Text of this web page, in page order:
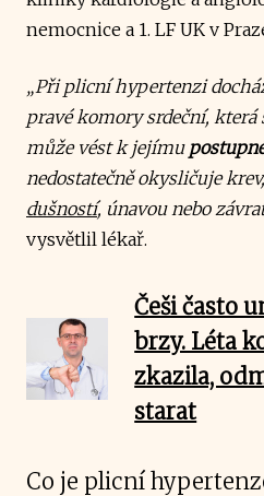
nemocnice a 1. LF UK v
„Při plicní hypertenzi
pravé komory srdeční, která
může vést k jejímu
nedostatečně okysličuje
dušností, únavou nebo
vysvětlil lékař.
Češi často
brzy. Léta
zkazila,
starat
Co je plicní